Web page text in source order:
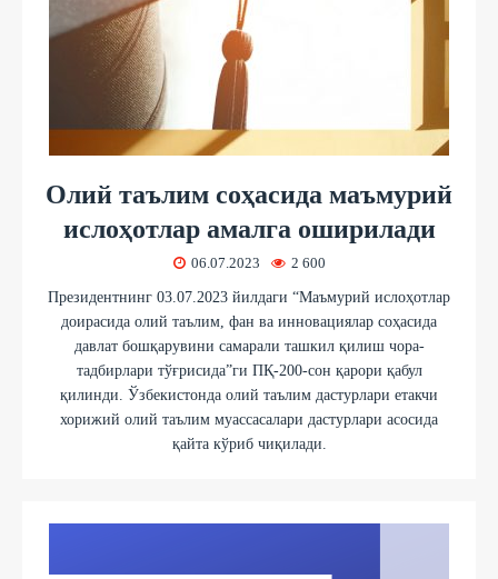
Олий таълим соҳасида маъмурий
ислоҳотлар амалга оширилади
06.07.2023 2 600
Президентнинг 03.07.2023 йилдаги “Маъмурий ислоҳотлар
доирасида олий таълим, фан ва инновациялар соҳасида
давлат бошқарувини самарали ташкил қилиш чора-
тадбирлари тўғрисида”ги ПҚ-200-сон қарори қабул
қилинди. Ўзбекистонда олий таълим дастурлари етакчи
хорижий олий таълим муассасалари дастурлари асосида
қайта кўриб чиқилади.